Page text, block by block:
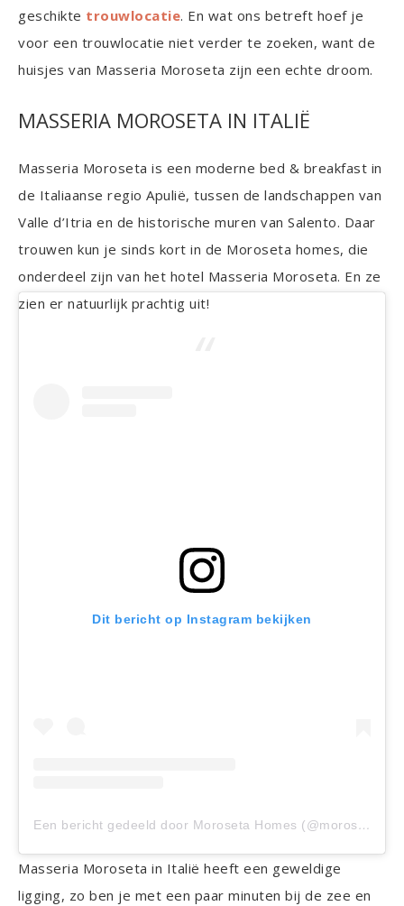
geschikte trouwlocatie. En wat ons betreft hoef je
voor een trouwlocatie niet verder te zoeken, want de
huisjes van Masseria Moroseta zijn een echte droom.
MASSERIA MOROSETA IN ITALIË
Masseria Moroseta is een moderne bed & breakfast in
de Italiaanse regio Apulië, tussen de landschappen van
Valle d’Itria en de historische muren van Salento. Daar
trouwen kun je sinds kort in de Moroseta homes, die
onderdeel zijn van het hotel Masseria Moroseta. En ze
zien er natuurlijk prachtig uit!
Dit bericht op Instagram bekijken
Een bericht gedeeld door Moroseta Homes (@moroseta_homes)
Masseria Moroseta in Italië heeft een geweldige
ligging, zo ben je met een paar minuten bij de zee en